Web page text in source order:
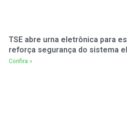
TSE abre urna eletrônica para
reforça segurança do sistema
Confira »